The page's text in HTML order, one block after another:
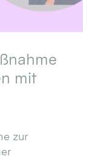
mit
zur